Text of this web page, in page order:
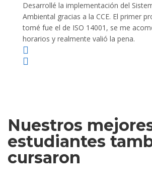
Desarrollé la implementación del
Ambiental gracias a la CCE. El primer
tomé fue el de ISO 14001, se me
horarios y realmente valió la pena.
Nuestros
estudiantes
cursaron